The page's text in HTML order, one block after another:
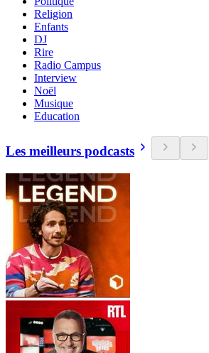
Religion
Enfants
DJ
Rire
Radio Campus
Interview
Noël
Musique
Education
Les meilleurs podcasts